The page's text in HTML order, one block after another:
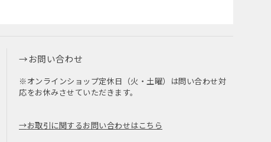
お問い合わせ
※オンラインショップ定休日（火・土曜）は問い合わせ対
応をお休みさせていただきます。
お取引に関するお問い合わせはこちら